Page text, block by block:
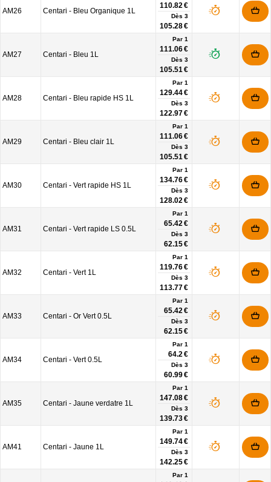
AM26 Centari - Bleu Organique 1L
110.82 €
Dès 3
105.28 €
AM27 Centari - Bleu 1L
Par 1
111.06 €
Dès 3
105.51 €
AM28 Centari - Bleu rapide HS 1L
Par 1
129.44 €
Dès 3
122.97 €
AM29 Centari - Bleu clair 1L
Par 1
111.06 €
Dès 3
105.51 €
AM30 Centari - Vert rapide HS 1L
Par 1
134.76 €
Dès 3
128.02 €
AM31 Centari - Vert rapide LS 0.5L
Par 1
65.42 €
Dès 3
62.15 €
AM32 Centari - Vert 1L
Par 1
119.76 €
Dès 3
113.77 €
AM33 Centari - Or Vert 0.5L
Par 1
65.42 €
Dès 3
62.15 €
AM34 Centari - Vert 0.5L
Par 1
64.2 €
Dès 3
60.99 €
AM35 Centari - Jaune verdatre 1L
Par 1
147.08 €
Dès 3
139.73 €
AM41 Centari - Jaune 1L
Par 1
149.74 €
Dès 3
142.25 €
Par 1